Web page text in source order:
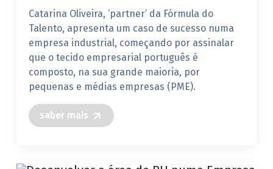
Catarina Oliveira, ‘partner’ da Fórmula do
Talento, apresenta um caso de sucesso numa
empresa industrial, começando por assinalar
que o tecido empresarial português é
composto, na sua grande maioria, por
pequenas e médias empresas (PME).
saber mais